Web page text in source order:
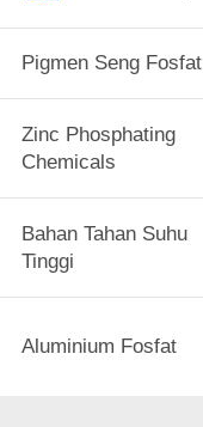
Pigmen Seng Fosfat
Zinc Phosphating
Chemicals
Bahan Tahan Suhu
Tinggi
Aluminium Fosfat